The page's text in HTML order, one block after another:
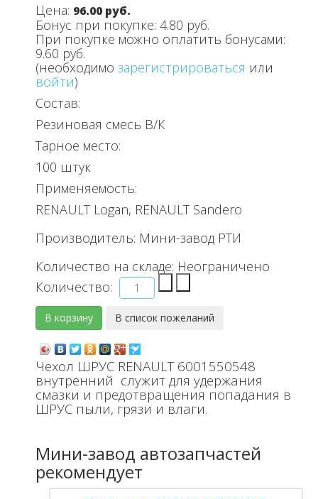
Цена: 96.00 руб.
Бонус при покупке: 4.80 руб.
При покупке можно оплатить бонусами:
9.60 руб.
(необходимо зарегистрироваться или
войти)
Состав:
Резиновая смесь В/К
Тарное место:
100 штук
Применяемость:
RENAULT Logan, RENAULT Sandero
Производитель: Мини-завод РТИ
Количество на складе: Неограничено
Количество:
Чехол ШРУС RENAULT 6001550548
внутренний служит для удержания
смазки и предотвращения попадания в
ШРУС пыли, грязи и влаги.
Мини-завод автозапчастей
рекомендует